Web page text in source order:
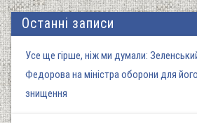
Останні записи
Усе ще гірше, ніж ми думали:
Федорова на міністра оборони для
знищення